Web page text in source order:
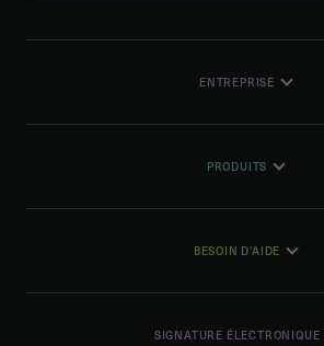
ENTREPRISE
PRODUITS
BESOIN D'AIDE
SIGNATURE ÉLECTRONIQUE